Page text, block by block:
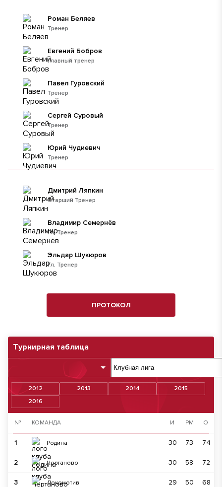
Турнирная таблица
2012 2013 2014
2015
2016
№ КОМАНДА И РМ О
1 Родина 30 73 74
2 Чертаново 30 58 72
3 Локомотив 29 50 68
Тренер
Роман Беляев
Главный тренер
Евгений Бобров
Тренер
Павел Гуровский
Тренер
Сергей Суровый
Тренер
Юрий Чудиевич
Старший Тренер
Дмитрий Ляпкин
Гл. Тренер
Владимир Семернёв
Гл. Тренер
Эльдар Шукюров
ПРОТОКОЛ